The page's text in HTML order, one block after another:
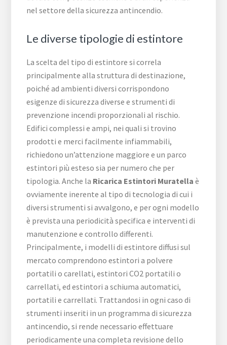
nel settore della sicurezza antincendio.
Le diverse tipologie di estintore
La scelta del tipo di estintore si correla
principalmente alla struttura di destinazione,
poiché ad ambienti diversi corrispondono
esigenze di sicurezza diverse e strumenti di
prevenzione incendi proporzionali al rischio.
Edifici complessi e ampi, nei quali si trovino
prodotti e merci facilmente infiammabili,
richiedono un’attenzione maggiore e un parco
estintori più esteso sia per numero che per
tipologia. Anche la Ricarica Estintori Muratella è
ovviamente inerente al tipo di tecnologia di cui i
diversi strumenti si avvalgono, e per ogni modello
è prevista una periodicità specifica e interventi di
manutenzione e controllo differenti.
Principalmente, i modelli di estintore diffusi sul
mercato comprendono estintori a polvere
portatili o carellati, estintori CO2 portatili o
carrellati, ed estintori a schiuma automatici,
portatili e carrellati. Trattandosi in ogni caso di
strumenti inseriti in un programma di sicurezza
antincendio, si rende necessario effettuare
periodicamente una completa revisione dello